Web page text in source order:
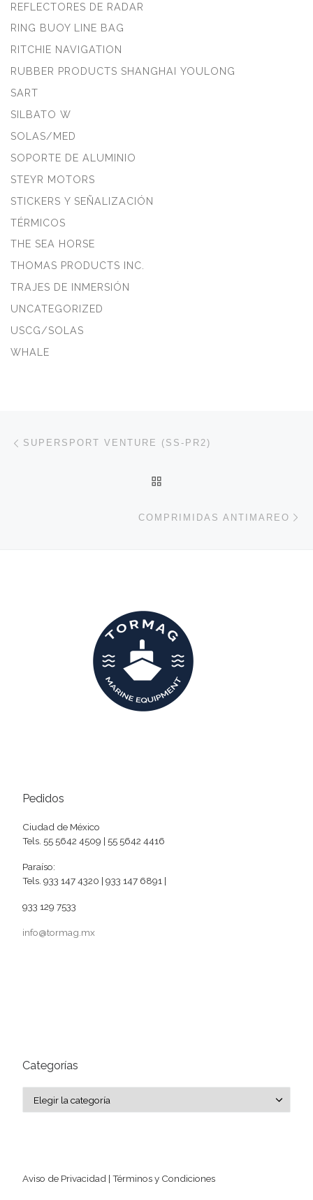
REFLECTORES DE RADAR
RING BUOY LINE BAG
RITCHIE NAVIGATION
RUBBER PRODUCTS SHANGHAI YOULONG
SART
SILBATO W
SOLAS/MED
SOPORTE DE ALUMINIO
STEYR MOTORS
STICKERS Y SEÑALIZACIÓN
TÉRMICOS
THE SEA HORSE
THOMAS PRODUCTS INC.
TRAJES DE INMERSIÓN
UNCATEGORIZED
USCG/SOLAS
WHALE
Navegación de entradas
SUPERSPORT VENTURE (SS-PR2)
COMPRIMIDAS ANTIMAREO
Pedidos
Ciudad de México
Tels. 55 5642 4509 | 55 5642 4416
Paraíso:
Tels. 933 147 4320 | 933 147 6891 |
933 129 7533
info@tormag.mx
Categorías
Aviso de Privacidad | Términos y Condiciones